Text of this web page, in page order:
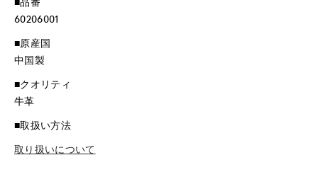
60206001
■原産国
中国製
■クオリティ
牛革
■取扱い方法
取り扱いについて